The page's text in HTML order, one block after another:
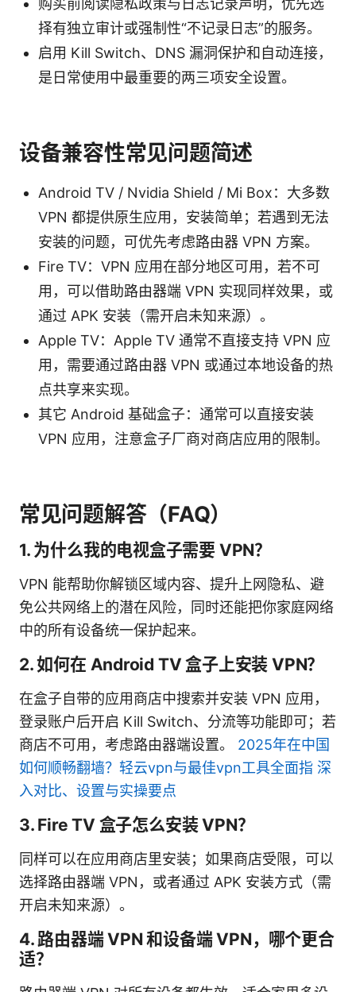
择有独立审计或强制性“不记录日志”的服务。
启用 Kill Switch、DNS 漏洞保护和自动连接，
是日常使用中最重要的两三项安全设置。
设备兼容性常见问题简述
Android TV / Nvidia Shield / Mi Box：大多数
VPN 都提供原生应用，安装简单；若遇到无法
安装的问题，可优先考虑路由器 VPN 方案。
Fire TV：VPN 应用在部分地区可用，若不可
用，可以借助路由器端 VPN 实现同样效果，或
通过 APK 安装（需开启未知来源）。
Apple TV：Apple TV 通常不直接支持 VPN 应
用，需要通过路由器 VPN 或通过本地设备的热
点共享来实现。
其它 Android 基础盒子：通常可以直接安装
VPN 应用，注意盒子厂商对商店应用的限制。
常见问题解答（FAQ）
1. 为什么我的电视盒子需要 VPN？
VPN 能帮助你解锁区域内容、提升上网隐私、避
免公共网络上的潜在风险，同时还能把你家庭网络
中的所有设备统一保护起来。
2. 如何在 Android TV 盒子上安装 VPN？
在盒子自带的应用商店中搜索并安装 VPN 应用，
登录账户后开启 Kill Switch、分流等功能即可；若
商店不可用，考虑路由器端设置。 2025年在中国
如何顺畅翻墙？轻云vpn与最佳vpn工具全面指 深
入对比、设置与实操要点
3. Fire TV 盒子怎么安装 VPN？
同样可以在应用商店里安装；如果商店受限，可以
选择路由器端 VPN，或者通过 APK 安装方式（需
开启未知来源）。
4. 路由器端 VPN 和设备端 VPN，哪个更合
适？